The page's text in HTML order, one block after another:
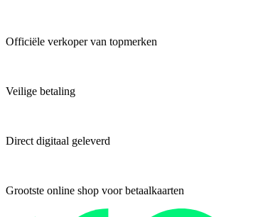
Officiële verkoper van topmerken
Veilige betaling
Direct digitaal geleverd
Grootste online shop voor betaalkaarten